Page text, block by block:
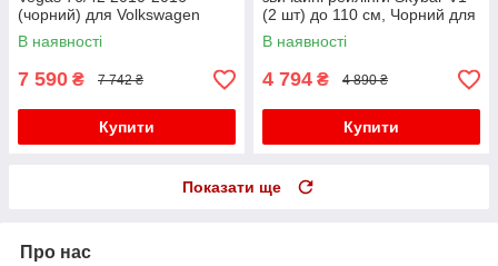
(чорний) для Volkswagen
Amarok рр
В наявності
7 590 ₴ 7 742 ₴
Купити
(2 шт) до 110 см, Чорний для
Volkswagen Amarok 2010-
2022 рр
В наявності
4 794 ₴ 4 890 ₴
Купити
Показати ще
Про нас